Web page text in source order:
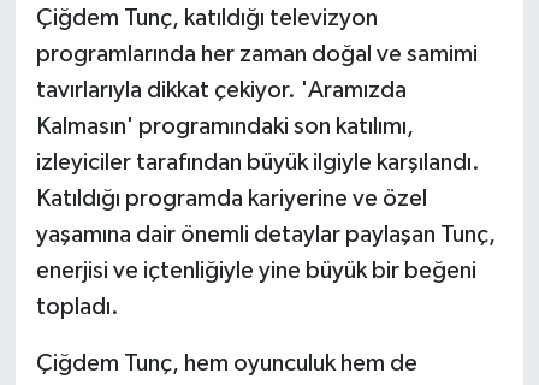
Çiğdem Tunç, katıldığı televizyon
programlarında her zaman doğal ve samimi
tavırlarıyla dikkat çekiyor. 'Aramızda
Kalmasın' programındaki son katılımı,
izleyiciler tarafından büyük ilgiyle karşılandı.
Katıldığı programda kariyerine ve özel
yaşamına dair önemli detaylar paylaşan Tunç,
enerjisi ve içtenliğiyle yine büyük bir beğeni
topladı.
Çiğdem Tunç, hem oyunculuk hem de